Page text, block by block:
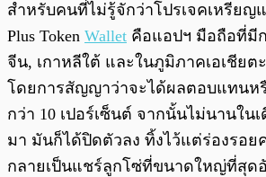
สำหรับคนที่ไม่รู้จักว่าโปรเจคเหรียญ
Plus Token Wallet คือแอปฯ มือถือที่มี
จีน, เกาหลีใต้ และในภูมิภาคเอเชียต
โดยการสัญญาว่าจะได้ผลตอบแทนห
กว่า 10 เปอร์เซ็นต์ จากนั้นไม่นานใ
มา มันก็ได้ปิดตัวลง ทิ้งไว้แต่ร่องรอย
กลายเป็นแชร์ลูกโซ่ที่ขนาดใหญ่ที่สุด